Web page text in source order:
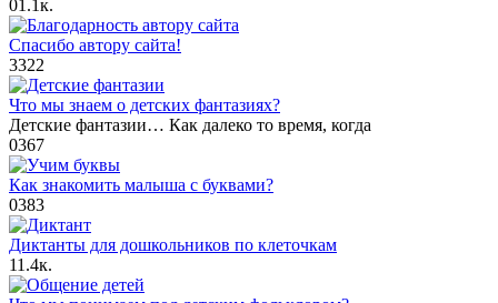
01.1к.
Спасибо автору сайта!
3322
Что мы знаем о детских фантазиях?
Детские фантазии… Как далеко то время, когда
0367
Как знакомить малыша с буквами?
0383
Диктанты для дошкольников по клеточкам
11.4к.